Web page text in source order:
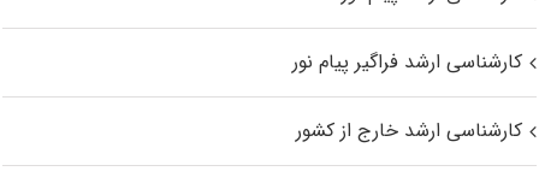
کارشناسی ارشد فراگیر پیام نور
کارشناسی ارشد خارج از کشور